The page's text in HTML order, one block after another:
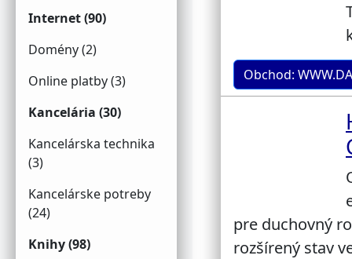
Internet (90)
Domény (2)
Online platby (3)
Kancelária (30)
Kancelárska technika
(3)
Kancelárske potreby
(24)
Knihy (98)
Obchod:
pre duchovný
rozšírený stav